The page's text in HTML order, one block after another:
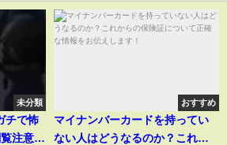
未分類
チで怖
注意 #
おすすめ
マイナンバーカードを持ってい
ない人はどうなるのか？これか